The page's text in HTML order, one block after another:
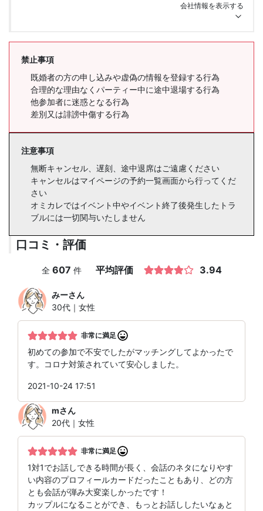
会社情報を表示する
禁止事項
既婚者の方の申し込みや虚偽の情報を登録する行為
合理的な理由なくパーティー中に途中退場する行為
他参加者に迷惑となる行為
差別又は誹謗中傷する行為
注意事項
無断キャンセル、遅刻、途中退席はご遠慮ください
キャンセルはマイページの予約一覧画面から行ってくだ
さい
オミカレではイベント中やイベント終了後発生したトラ
ブルには一切関与いたしません
口コミ・評価
全 607 件 平均評価 3.94
みーさん
30代｜女性
非常に満足
初めての参加で不安でしたがマッチングしてよかったで
す。コロナ対策されていて安心しました。
2021-10-24 17:51
mさん
20代｜女性
非常に満足
1対1でお話しできる時間が長く、会話のネタになりやす
い内容のプロフィールカードだったこともあり、どの方
とも会話が弾み大変楽しかったです！
カップルになることができ、もっとお話ししたいなぁと